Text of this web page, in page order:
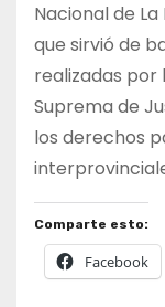
Nacional de
que sirvió de
realizadas por
Suprema de
los derechos
Comparte esto:
Facebook